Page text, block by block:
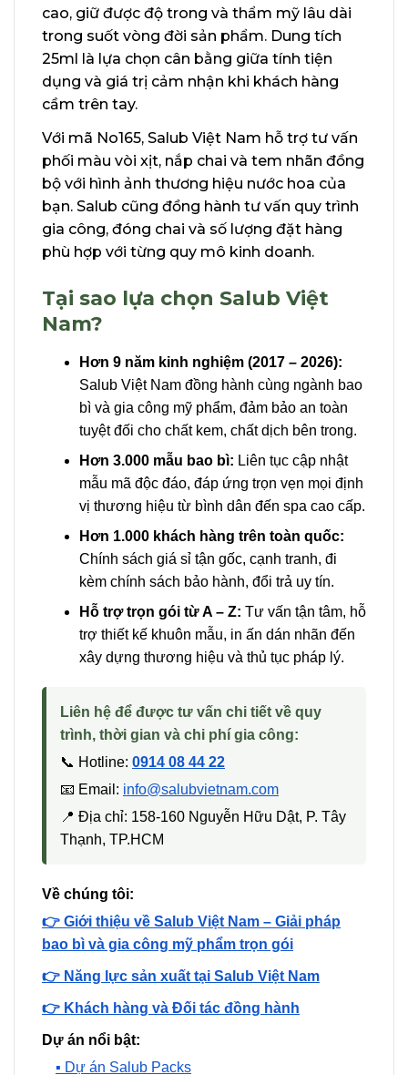
cao, giữ được độ trong và thẩm mỹ lâu dài
trong suốt vòng đời sản phẩm. Dung tích
25ml là lựa chọn cân bằng giữa tính tiện
dụng và giá trị cảm nhận khi khách hàng
cầm trên tay.
Với mã No165, Salub Việt Nam hỗ trợ tư vấn
phối màu vòi xịt, nắp chai và tem nhãn đồng
bộ với hình ảnh thương hiệu nước hoa của
bạn. Salub cũng đồng hành tư vấn quy trình
gia công, đóng chai và số lượng đặt hàng
phù hợp với từng quy mô kinh doanh.
Tại sao lựa chọn Salub Việt
Nam?
Hơn 9 năm kinh nghiệm (2017 – 2026):
Salub Việt Nam đồng hành cùng ngành bao
bì và gia công mỹ phẩm, đảm bảo an toàn
tuyệt đối cho chất kem, chất dịch bên trong.
Hơn 3.000 mẫu bao bì: Liên tục cập nhật
mẫu mã độc đáo, đáp ứng trọn vẹn mọi định
vị thương hiệu từ bình dân đến spa cao cấp.
Hơn 1.000 khách hàng trên toàn quốc:
Chính sách giá sỉ tận gốc, cạnh tranh, đi
kèm chính sách bảo hành, đổi trả uy tín.
Hỗ trợ trọn gói từ A – Z: Tư vấn tận tâm, hỗ
trợ thiết kế khuôn mẫu, in ấn dán nhãn đến
xây dựng thương hiệu và thủ tục pháp lý.
Liên hệ để được tư vấn chi tiết về quy
trình, thời gian và chi phí gia công:
📞 Hotline: 0914 08 44 22
📧 Email: info@salubvietnam.com
📍 Địa chỉ: 158-160 Nguyễn Hữu Dật, P. Tây
Thạnh, TP.HCM
Về chúng tôi:
👉 Giới thiệu về Salub Việt Nam – Giải pháp
bao bì và gia công mỹ phẩm trọn gói
👉 Năng lực sản xuất tại Salub Việt Nam
👉 Khách hàng và Đối tác đồng hành
Dự án nổi bật:
▪️ Dự án Salub Packs